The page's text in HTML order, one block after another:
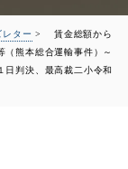
レター >
賃金総額から
熊本総合運輸事件）
～
日判決、最高裁二小令和